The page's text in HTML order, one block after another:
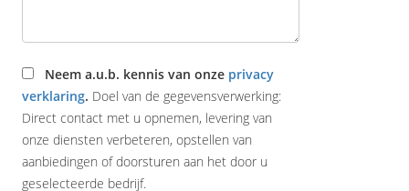
Neem a.u.b. kennis van onze privacy
verklaring. Doel van de gegevensverwerking:
Direct contact met u opnemen, levering van
onze diensten verbeteren, opstellen van
aanbiedingen of doorsturen aan het door u
geselecteerde bedrijf.